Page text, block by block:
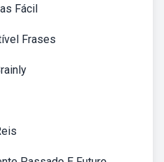
Fácil
Frases